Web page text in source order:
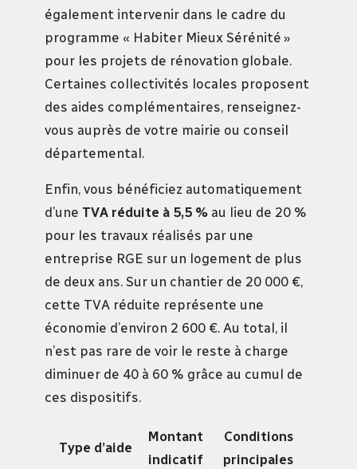
également intervenir dans le cadre du
programme « Habiter Mieux Sérénité »
pour les projets de rénovation globale.
Certaines collectivités locales proposent
des aides complémentaires, renseignez-
vous auprès de votre mairie ou conseil
départemental.
Enfin, vous bénéficiez automatiquement
d’une TVA réduite à 5,5 % au lieu de 20 %
pour les travaux réalisés par une
entreprise RGE sur un logement de plus
de deux ans. Sur un chantier de 20 000 €,
cette TVA réduite représente une
économie d’environ 2 600 €. Au total, il
n’est pas rare de voir le reste à charge
diminuer de 40 à 60 % grâce au cumul de
ces dispositifs.
Type d’aide
Montant
indicatif
Conditions
principales